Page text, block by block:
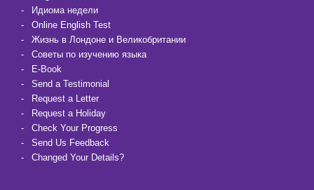
Идиома недели
Online English Test
Жизнь в Лондоне и Великобритании
Советы по изучению языка
E-Book
Send a Testimonial
Request a Letter
Request a Holiday
Check Your Progress
Send Us Feedback
Changed Your Details?